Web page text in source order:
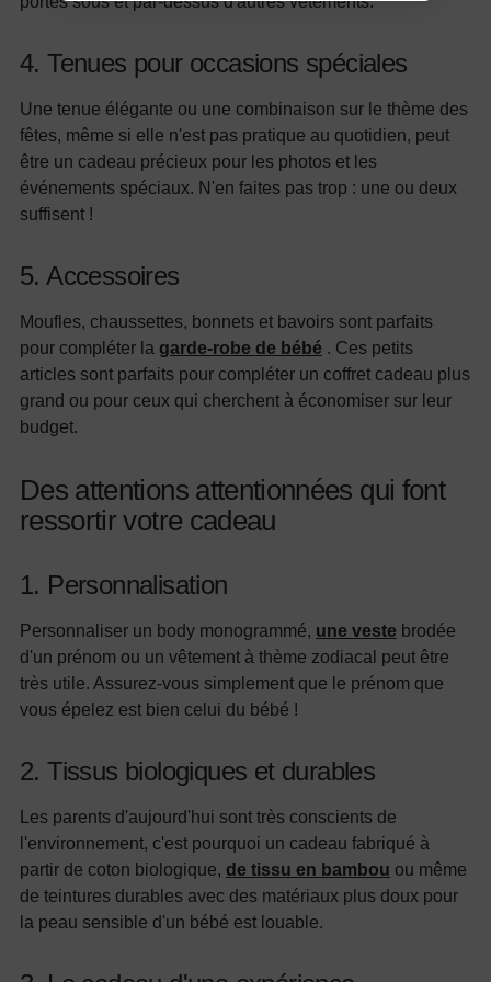
4.Tenues pour occasions spéciales
Une tenue élégante ou une combinaison sur le thème des
fêtes, même si elle n'est pas pratique au quotidien, peut
être un cadeau précieux pour les photos et les
événements spéciaux. N'en faites pas trop : une ou deux
suffisent !
5. Accessoires
Moufles, chaussettes, bonnets et bavoirs sont parfaits
pour compléter la garde-robe de bébé . Ces petits
articles sont parfaits pour compléter un coffret cadeau plus
grand ou pour ceux qui cherchent à économiser sur leur
budget.
Des attentions attentionnées qui font
ressortir votre cadeau
1. Personnalisation
Personnaliser un body monogrammé, une veste brodée
d'un prénom ou un vêtement à thème zodiacal peut être
très utile. Assurez-vous simplement que le prénom que
vous épelez est bien celui du bébé !
2. Tissus biologiques et durables
Les parents d'aujourd'hui sont très conscients de
l'environnement, c'est pourquoi un cadeau fabriqué à
partir de coton biologique, de tissu en bambou ou même
de teintures durables avec des matériaux plus doux pour
la peau sensible d'un bébé est louable.
En vous inscrivant, vous acceptez notre Politique de